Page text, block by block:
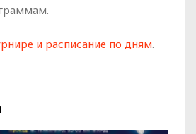
и расписание по дням.